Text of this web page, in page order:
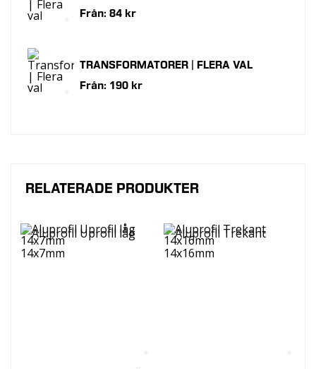
Från: 84 kr
TRANSFORMATORER | FLERA VAL
Från: 190 kr
RELATERADE PRODUKTER